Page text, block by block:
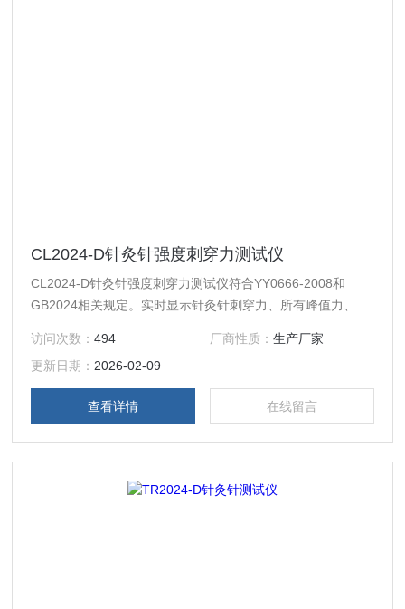
CL2024-D针灸针强度刺穿力测试仪
CL2024-D针灸针强度刺穿力测试仪符合YY0666-2008和
GB2024相关规定。实时显示针灸针刺穿力、所有峰值力、峰
打印测试结果。
访问次数：494 厂商性质： 生产厂家
更新日期： 2026-02-09
查看详情 在线留言